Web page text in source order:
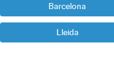
Barcelona
Lleida